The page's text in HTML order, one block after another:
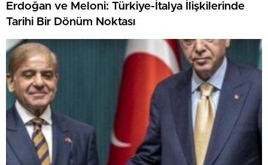
Erdoğan ve Meloni: Türkiye-İtalya İlişkilerinde
Tarihi Bir Dönüm Noktası